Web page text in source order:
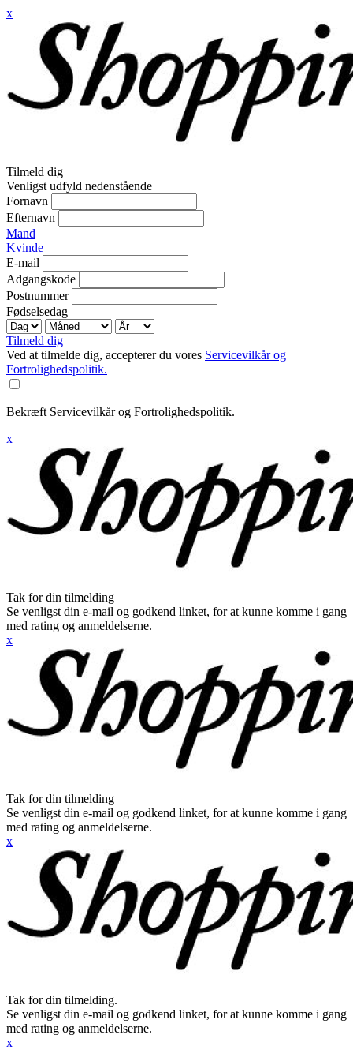
x
Tilmeld dig
Venligst udfyld nedenstående
Fornavn
Efternavn
Mand
Kvinde
E-mail
Adgangskode
Postnummer
Fødselsedag
Tilmeld dig
Ved at tilmelde dig, accepterer du vores Servicevilkår og
Fortrolighedspolitik.
Bekræft Servicevilkår og Fortrolighedspolitik.
x
Tak for din tilmelding
Se venligst din e-mail og godkend linket, for at kunne komme i gang
med rating og anmeldelserne.
x
Tak for din tilmelding
Se venligst din e-mail og godkend linket, for at kunne komme i gang
med rating og anmeldelserne.
x
Tak for din tilmelding.
Se venligst din e-mail og godkend linket, for at kunne komme i gang
med rating og anmeldelserne.
x